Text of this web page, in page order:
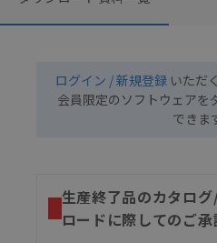
ログイン / 新規登録 いただ
会員限定のソフトウェアを
できま
生産終了品のカタロ
ロードに際してのご承